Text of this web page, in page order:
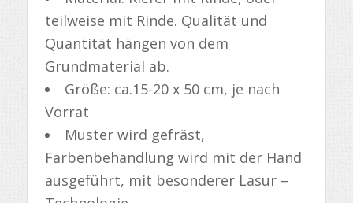
teilweise mit Rinde. Qualität und
Quantität hängen von dem
Grundmaterial ab.
Größe: ca.15-20 x 50 cm, je nach
Vorrat
Muster wird gefräst,
Farbenbehandlung wird mit der Hand
ausgeführt, mit besonderer Lasur –